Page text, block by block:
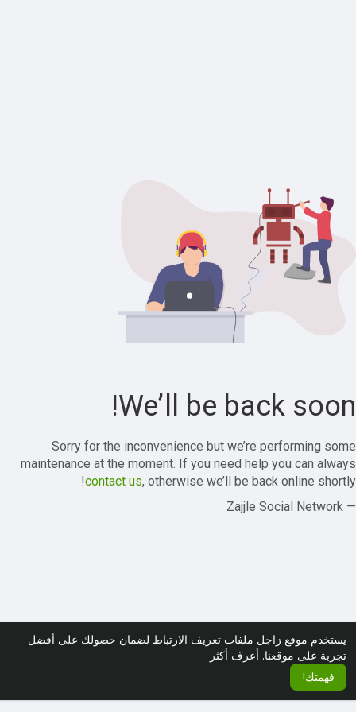
يستخدم موقع زاجل ملفات تعريف الارتباط لضمان حصولك على أفضل
تجربة على موقعنا. أعرف أكثر
فهمتك!
We’ll be back soon!
Sorry for the inconvenience but we’re performing some
maintenance at the moment. If you need help you can always
contact us, otherwise we’ll be back online shortly!
— Zajjle Social Network